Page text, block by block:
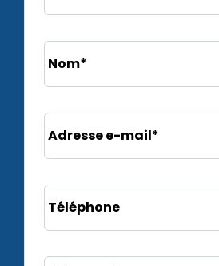
Nom*
Adresse e-mail*
Téléphone